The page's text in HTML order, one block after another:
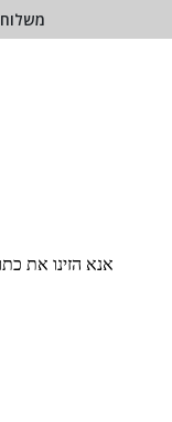
אנא הזינו את